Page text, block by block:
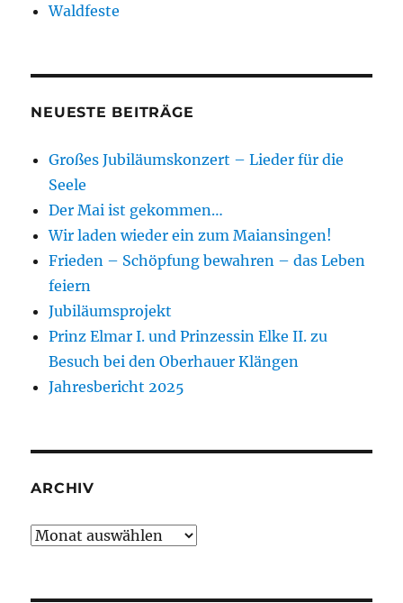
Waldfeste
NEUESTE BEITRÄGE
Großes Jubiläumskonzert – Lieder für die
Seele
Der Mai ist gekommen…
Wir laden wieder ein zum Maiansingen!
Frieden – Schöpfung bewahren – das Leben
feiern
Jubiläumsprojekt
Prinz Elmar I. und Prinzessin Elke II. zu
Besuch bei den Oberhauer Klängen
Jahresbericht 2025
ARCHIV
Archiv